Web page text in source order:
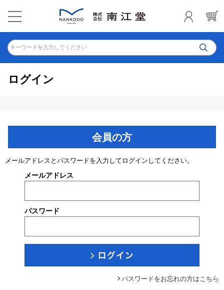
キーワードを入力してください
ログイン
会員の方
メールアドレスとパスワードを入力してログインしてください。
メールアドレス
パスワード
パスワードをお忘れの方はこちら